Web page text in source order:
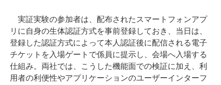
実証実験の参加者は、配布されたスマートフォンアプ
リに自身の生体認証方式を事前登録しておき、当日は、
登録した認証方式によって本人認証後に配信される電子
チケットを入場ゲートで係員に提示し、会場へ入場する
仕組み。両社では、こうした機能面での検証に加え、利
用者の利便性やアプリケーションのユーザーインターフ